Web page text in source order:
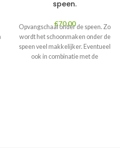
speen.
€70.00
Opvangschaal onder de speen. Zo
wordt het schoonmaken onder de
speen veel makkelijker. Eventueel
ook in combinatie met de